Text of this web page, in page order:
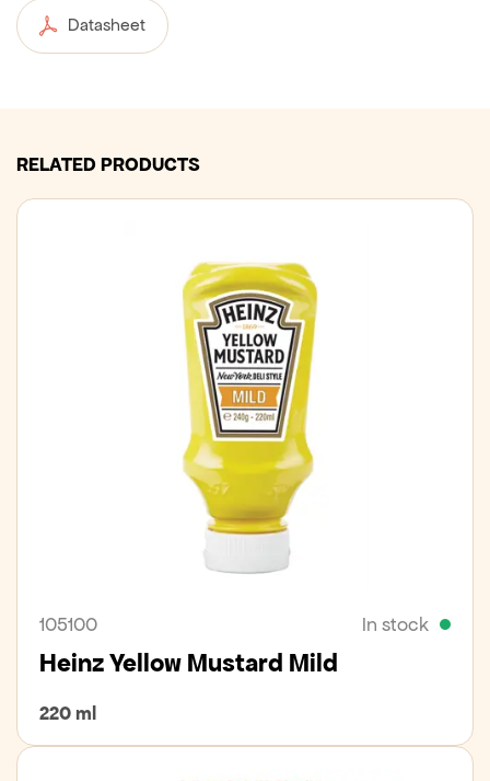
Datasheet
RELATED PRODUCTS
105100 In stock
Heinz Yellow Mustard Mild
220 ml